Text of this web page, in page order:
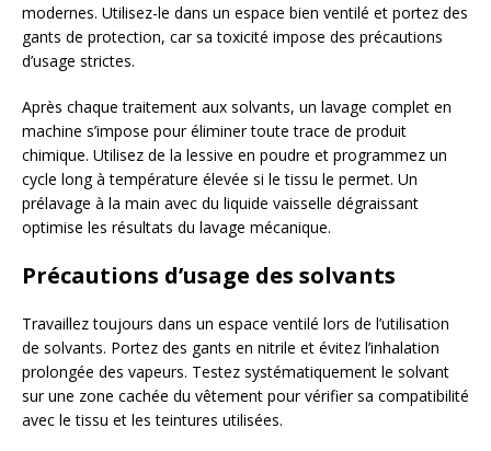
modernes. Utilisez-le dans un espace bien ventilé et portez des
gants de protection, car sa toxicité impose des précautions
d’usage strictes.
Après chaque traitement aux solvants, un lavage complet en
machine s’impose pour éliminer toute trace de produit
chimique. Utilisez de la lessive en poudre et programmez un
cycle long à température élevée si le tissu le permet. Un
prélavage à la main avec du liquide vaisselle dégraissant
optimise les résultats du lavage mécanique.
Précautions d’usage des solvants
Travaillez toujours dans un espace ventilé lors de l’utilisation
de solvants. Portez des gants en nitrile et évitez l’inhalation
prolongée des vapeurs. Testez systématiquement le solvant
sur une zone cachée du vêtement pour vérifier sa compatibilité
avec le tissu et les teintures utilisées.